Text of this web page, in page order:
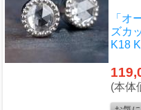
「オ
ズカ
K18
(本体